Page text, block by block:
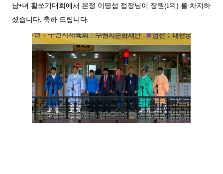
남•녀 활쏘기대회에서 본정 이명섭 접장님이 장원(1위) 를 차지하
셨습니다. 축하 드립니다.